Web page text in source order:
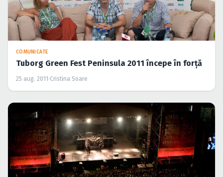
COMUNICATE
Tuborg Green Fest Peninsula 2011 începe în forţă
25 aug. 2011 ·Cristina Soare